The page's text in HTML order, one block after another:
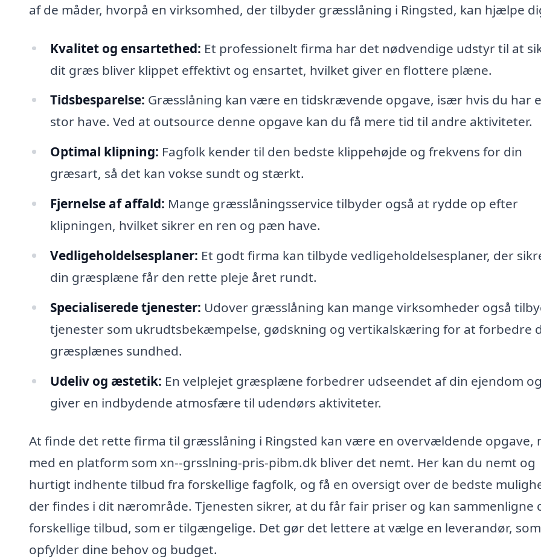
af de måder, hvorpå en virksomhed, der tilbyder græsslåning i Ringsted, kan hjælpe
Kvalitet og ensartethed: Et professionelt firma har det nødvendige udstyr til at
dit græs bliver klippet effektivt og ensartet, hvilket giver en flottere plæne.
Tidsbesparelse: Græsslåning kan være en tidskrævende opgave, især hvis du har
stor have. Ved at outsource denne opgave kan du få mere tid til andre aktiviteter.
Optimal klipning: Fagfolk kender til den bedste klippehøjde og frekvens for din
græsart, så det kan vokse sundt og stærkt.
Fjernelse af affald: Mange græsslåningsservice tilbyder også at rydde op efter
klipningen, hvilket sikrer en ren og pæn have.
Vedligeholdelsesplaner: Et godt firma kan tilbyde vedligeholdelsesplaner, der
din græsplæne får den rette pleje året rundt.
Specialiserede tjenester: Udover græsslåning kan mange virksomheder også
tjenester som ukrudtsbekæmpelse, gødskning og vertikalskæring for at forbedre
græsplænes sundhed.
Udeliv og æstetik: En velplejet græsplæne forbedrer udseendet af din ejendom og
giver en indbydende atmosfære til udendørs aktiviteter.
At finde det rette firma til græsslåning i Ringsted kan være en overvældende opgave,
med en platform som xn--grsslning-pris-pibm.dk bliver det nemt. Her kan du nemt og
hurtigt indhente tilbud fra forskellige fagfolk, og få en oversigt over de bedste
der findes i dit nærområde. Tjenesten sikrer, at du får fair priser og kan sammenligne
forskellige tilbud, som er tilgængelige. Det gør det lettere at vælge en leverandør, som
opfylder dine behov og budget.